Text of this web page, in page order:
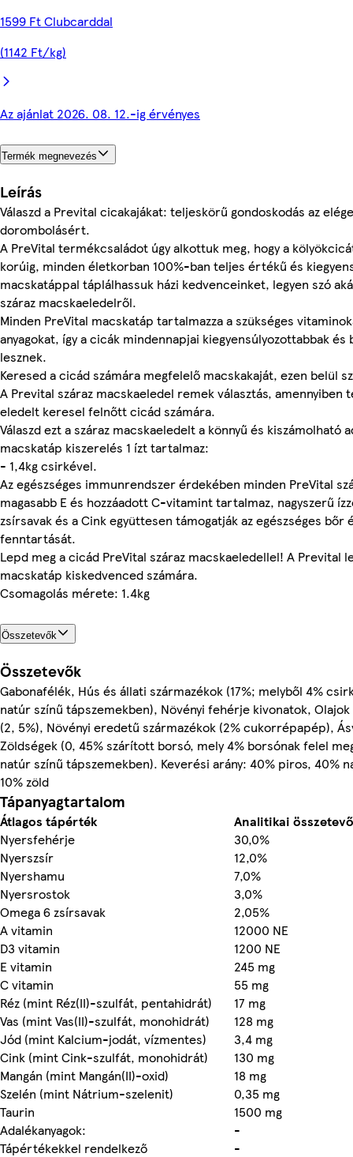
1599 Ft Clubcarddal
(1142 Ft/kg)
Az ajánlat 2026. 08. 12.-ig érvényes
Termék megnevezés
Leírás
Válaszd a Prevital cicakajákat: teljeskörű gondoskodás az
dorombolásért.
A PreVital termékcsaládot úgy alkottuk meg, hogy a
korúig, minden életkorban 100%-ban teljes értékű és
macskatáppal táplálhassuk házi kedvenceinket, legyen szó
száraz macskaeledelről.
Minden PreVital macskatáp tartalmazza a szükséges
anyagokat, így a cicák mindennapjai kiegyensúlyozottabbak és
lesznek.
Keresed a cicád számára megfelelő macskakaját, ezen belül
A Prevital száraz macskaeledel remek választás, amennyiben
eledelt keresel felnőtt cicád számára.
Válaszd ezt a száraz macskaeledelt a könnyű és kiszámolható
macskatáp kiszerelés 1 ízt tartalmaz:
- 1,4kg csirkével.
Az egészséges immunrendszer érdekében minden PreVital
magasabb E és hozzáadott C-vitamint tartalmaz, nagyszerű
zsírsavak és a Cink együttesen támogatják az egészséges bőr
fenntartását.
Lepd meg a cicád PreVital száraz macskaeledellel! A Prevital
macskatáp kiskedvenced számára.
Csomagolás mérete: 1.4kg
Összetevők
Összetevők
Gabonafélék, Hús és állati származékok (17%; melyből 4%
natúr színű tápszemekben), Növényi fehérje kivonatok,
(2, 5%), Növényi eredetű származékok (2% cukorrépapép),
Zöldségek (0, 45% szárított borsó, mely 4% borsónak felel
natúr színű tápszemekben). Keverési arány: 40% piros, 40%
10% zöld
Tápanyagtartalom
Átlagos tápérték
Analitikai
Nyersfehérje
30,0%
Nyerszsír
12,0%
Nyershamu
7,0%
Nyersrostok
3,0%
Omega 6 zsírsavak
2,05%
A vitamin
12000 NE
D3 vitamin
1200 NE
E vitamin
245 mg
C vitamin
55 mg
Réz (mint Réz(II)-szulfát, pentahidrát)
17 mg
Vas (mint Vas(II)-szulfát, monohidrát)
128 mg
Jód (mint Kalcium-jodát, vízmentes)
3,4 mg
Cink (mint Cink-szulfát, monohidrát)
130 mg
Mangán (mint Mangán(II)-oxid)
18 mg
Szelén (mint Nátrium-szelenit)
0,35 mg
Taurin
1500 mg
Adalékanyagok:
-
Tápértékekkel rendelkező
-